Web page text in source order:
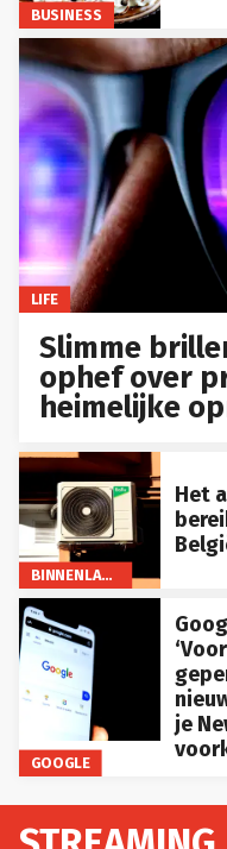
BUSINESS
LIFE
Slimme
ophef over
heimelijke
BINNENLAND
Het
GOOGLE
je